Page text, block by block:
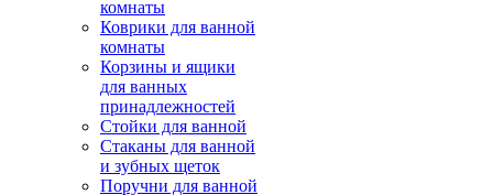
комнаты
Коврики для ванной
комнаты
Корзины и ящики
для ванных
принадлежностей
Стойки для ванной
Стаканы для ванной
и зубных щеток
Поручни для ванной